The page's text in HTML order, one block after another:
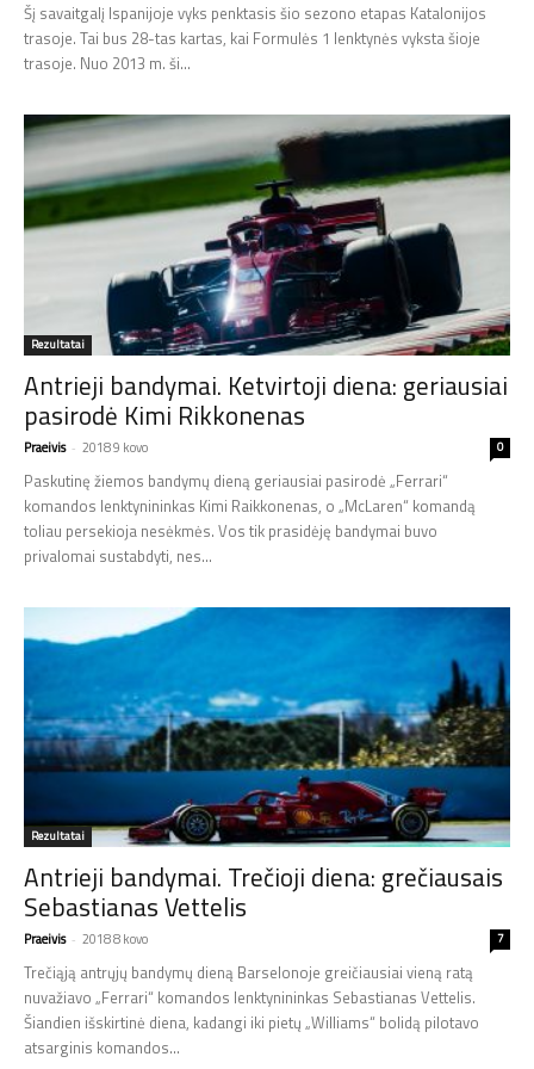
Šį savaitgalį Ispanijoje vyks penktasis šio sezono etapas Katalonijos
trasoje. Tai bus 28-tas kartas, kai Formulės 1 lenktynės vyksta šioje
trasoje. Nuo 2013 m. ši...
Rezultatai
Antrieji bandymai. Ketvirtoji diena: geriausiai
pasirodė Kimi Rikkonenas
Praeivis - 2018 9 kovo 0
Paskutinę žiemos bandymų dieną geriausiai pasirodė „Ferrari“
komandos lenktynininkas Kimi Raikkonenas, o „McLaren“ komandą
toliau persekioja nesėkmės. Vos tik prasidėję bandymai buvo
privalomai sustabdyti, nes...
Rezultatai
Antrieji bandymai. Trečioji diena: grečiausais
Sebastianas Vettelis
Praeivis - 2018 8 kovo 7
Trečiąją antrųjų bandymų dieną Barselonoje greičiausiai vieną ratą
nuvažiavo „Ferrari“ komandos lenktynininkas Sebastianas Vettelis.
Šiandien išskirtinė diena, kadangi iki pietų „Williams“ bolidą pilotavo
atsarginis komandos...